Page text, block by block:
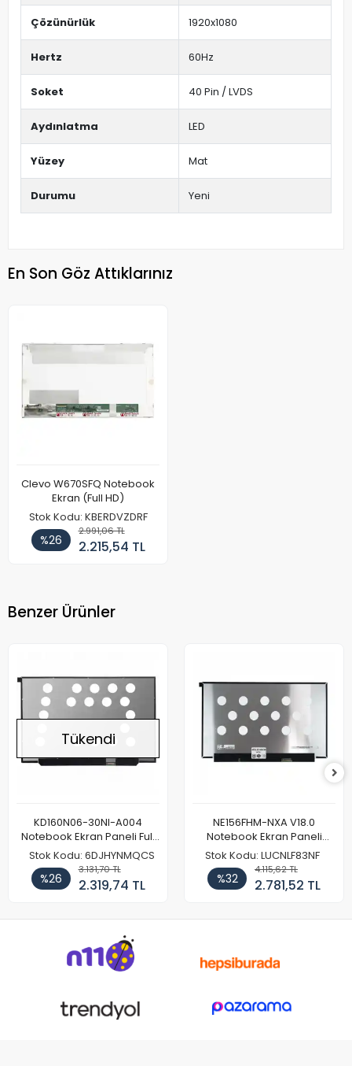
Çözünürlük 1920x1080
Hertz 60Hz
Soket 40 Pin / LVDS
Aydınlatma LED
Yüzey Mat
Durumu Yeni
En Son Göz Attıklarınız
Clevo W670SFQ Notebook
Ekran (Full HD)
Stok Kodu: KBERDVZDRF
%26
2.991,06 TL
2.215,54 TL
Benzer Ürünler
Tükendi
KD160N06-30NI-A004
Notebook Ekran Paneli Full
HD
Stok Kodu: 6DJHYNMQCS
%26
3.131,70 TL
2.319,74 TL
NE156FHM-NXA V18.0
Notebook Ekran Paneli
144Hz
Stok Kodu: LUCNLF83NF
%32
4.115,62 TL
2.781,52 TL